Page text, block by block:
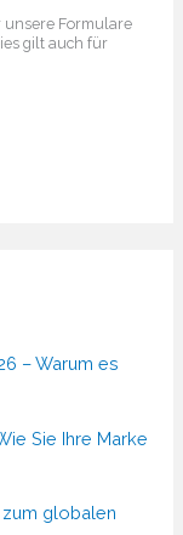
unsere Formulare
gilt auch für
– Warum es
Sie Ihre Marke
globalen